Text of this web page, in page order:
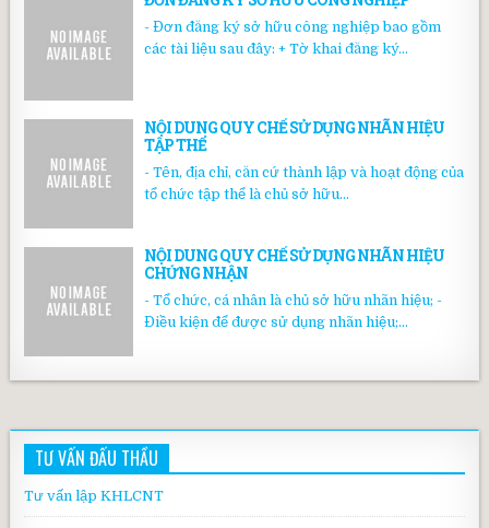
- Đơn đăng ký sở hữu công nghiệp bao gồm
các tài liệu sau đây: + Tờ khai đăng ký...
NỘI DUNG QUY CHẾ SỬ DỤNG NHÃN HIỆU
TẬP THỂ
- Tên, địa chỉ, căn cứ thành lập và hoạt động của
tổ chức tập thể là chủ sở hữu...
NỘI DUNG QUY CHẾ SỬ DỤNG NHÃN HIỆU
CHỨNG NHẬN
- Tổ chức, cá nhân là chủ sở hữu nhãn hiệu; -
Điều kiện để được sử dụng nhãn hiệu;...
TƯ VẤN ĐẤU THẦU
Tư vấn lập KHLCNT